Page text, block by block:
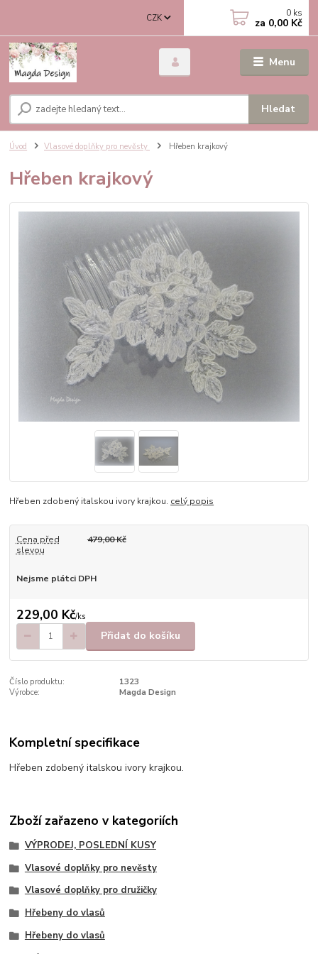
Menu
CZK
Hledat
0 ks
za 0,00 Kč
Úvod Vlasové doplňky pro nevěsty Hřeben krajkový
Hřeben krajkový
Hřeben zdobený italskou ivory krajkou. celý popis
Cena před
slevou
479,00 Kč
Nejsme plátci DPH
229,00 Kč/ks
Přidat do košíku
Číslo produktu:
1323
Výrobce:
Magda Design
Kompletní specifikace
Hřeben zdobený italskou ivory krajkou.
Zboží zařazeno v kategoriích
VÝPRODEJ, POSLEDNÍ KUSY
Vlasové doplňky pro nevěsty
Vlasové doplňky pro družičky
Hřebeny do vlasů
Hřebeny do vlasů